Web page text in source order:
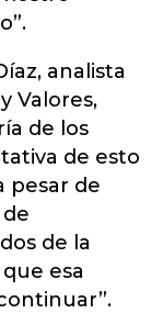
analista
Valores,
de los
de esto
pesar de
de la
esa